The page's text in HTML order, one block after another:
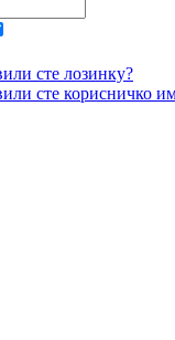
сте лозинку?
сте корисничко